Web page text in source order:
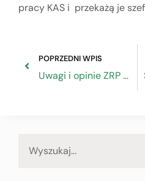
pracy KAS i przekażą je
POPRZEDNI WPIS
Uwagi i opinie ZRP do „Projektu założeń budżetu państwa na 2020 rok”